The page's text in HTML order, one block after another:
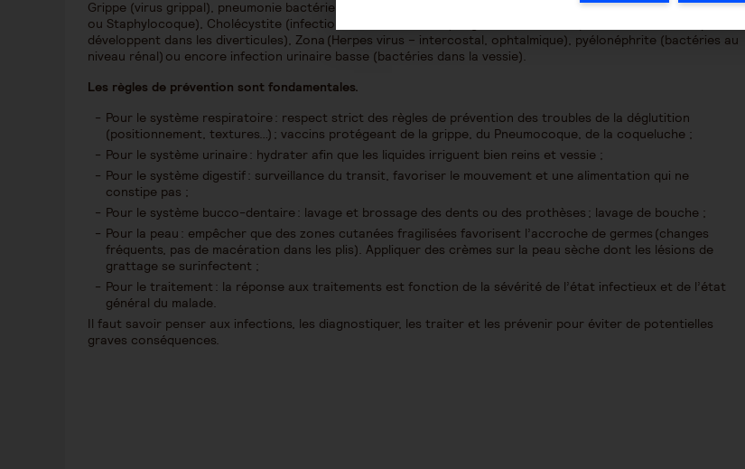
Grippe (virus grippal), pneumonie bactérienne (Pneumocoque, Haemophilus), Erysipèle cutané (Streptocoque
ou Staphylocoque), Cholécystite (infection des voies biliaires), Sigmoïdite infectée (bactéries du colon qui se
développent dans les diverticules), Zona (Herpes virus – intercostal, ophtalmique), pyélonéphrite (bactéries au
niveau rénal) ou encore infection urinaire basse (bactéries dans la vessie).
Les règles de prévention sont fondamentales.
Pour le système respiratoire : respect strict des règles de prévention des troubles de la déglutition
(positionnement, textures…) ; vaccins protégeant de la grippe, du Pneumocoque, de la coqueluche ;
Pour le système urinaire : hydrater afin que les liquides irriguent bien reins et vessie ;
Pour le système digestif : surveillance du transit, favoriser le mouvement et une alimentation qui ne
constipe pas ;
Pour le système bucco-dentaire : lavage et brossage des dents ou des prothèses ; lavage de bouche ;
Pour la peau : empêcher que des zones cutanées fragilisées favorisent l’accroche de germes (changes
fréquents, pas de macération dans les plis). Appliquer des crèmes sur la peau sèche dont les lésions de
grattage se surinfectent ;
Pour le traitement : la réponse aux traitements est fonction de la sévérité de l’état infectieux et de l’état
général du malade.
Il faut savoir penser aux infections, les diagnostiquer, les traiter et les prévenir pour éviter de potentielles
graves conséquences.